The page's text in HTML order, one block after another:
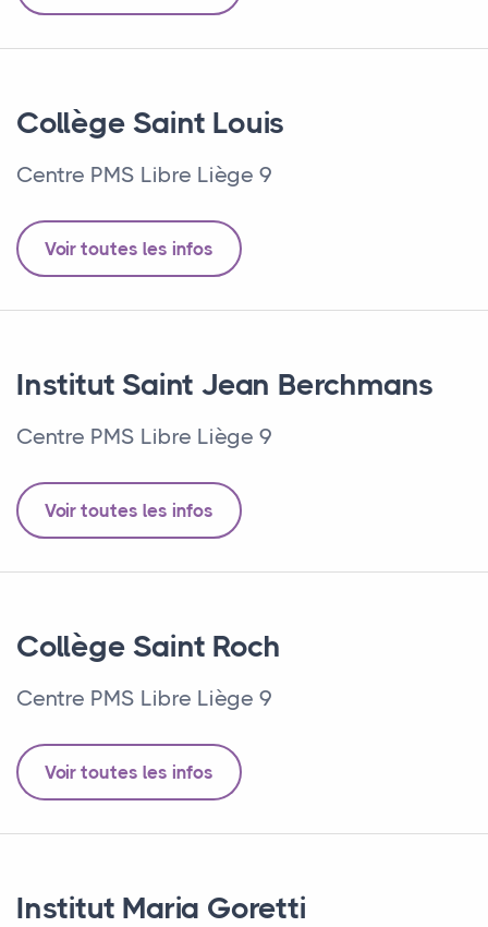
Collège Saint Louis
Centre PMS Libre Liège 9
Voir toutes les infos
Institut Saint Jean Berchmans
Centre PMS Libre Liège 9
Voir toutes les infos
Collège Saint Roch
Centre PMS Libre Liège 9
Voir toutes les infos
Institut Maria Goretti